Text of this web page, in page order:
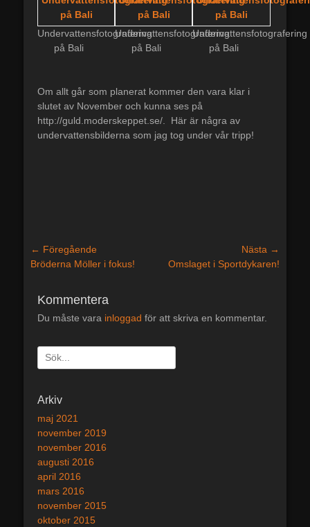
Undervattensfotografering
på Bali
Undervattensfotografering
på Bali
Undervattensfotografering
på Bali
Om allt går som planerat kommer den vara klar i
slutet av November och kunna ses på
http://guld.moderskeppet.se/. Här är några av
undervattensbilderna som jag tog under vår tripp!
Inläggsnavigering
← Föregående
Föregående
Bröderna Möller i fokus!
Nästa →
Nästa
Omslaget i Sportdykaren!
Kommentera
Du måste vara inloggad för att skriva en kommentar.
Sök
efter:
Arkiv
maj 2021
november 2019
november 2016
augusti 2016
april 2016
mars 2016
november 2015
oktober 2015